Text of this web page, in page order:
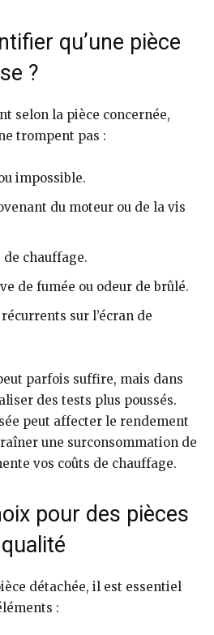
qu’une pièce
?
selon la pièce concernée,
trompent pas :
impossible.
du moteur ou de la vis
chauffage.
de fumée ou odeur de brûlé.
sur l’écran de
parfois suffire, mais dans
des tests plus poussés.
peut affecter le rendement
une surconsommation de
vos coûts de chauffage.
pour des pièces
détachée, il est essentiel
: